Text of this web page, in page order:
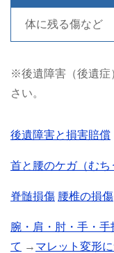
体に残る傷など
※後遺障害（後遺症
さい。
後遺障害と損害賠償
首と腰のケガ（むち
脊髄損傷 腰椎の損傷
腕・肩・肘・手・
て → マレット変形